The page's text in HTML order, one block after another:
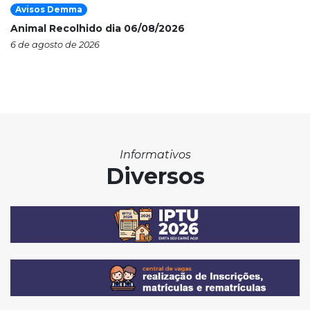
Avisos Demma
Animal Recolhido dia 06/08/2026
6 de agosto de 2026
Informativos
Diversos